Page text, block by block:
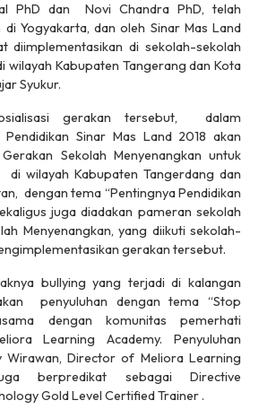
PhD dan Novi Chandra PhD, telah
di Yogyakarta, dan oleh Sinar Mas Land
diimplementasikan di sekolah-sekolah
wilayah Kabupaten Tangerang dan Kota
Syukur.
gerakan tersebut, dalam
Pendidikan Sinar Mas Land 2018 akan
Sekolah Menyenangkan untuk
di wilayah Kabupaten Tangerdang dan
dengan tema “Pentingnya Pendidikan
juga diadakan pameran sekolah
Menyenangkan, yang diikuti sekolah-
gerakan tersebut.
bullying yang terjadi di kalangan
penyuluhan dengan tema “Stop
dengan komunitas pemerhati
Learning Academy. Penyuluhan
Wirawan, Director of Meliora Learning
berpredikat sebagai Directive
Gold Level Certified Trainer .